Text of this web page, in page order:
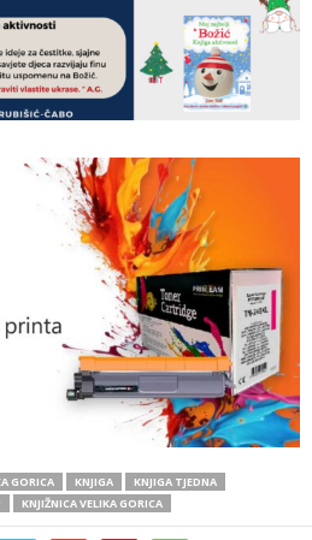
GORICA KNJIGA
KNJIGA TJEDNA
KNJIŽNICA VELIKA GORICA